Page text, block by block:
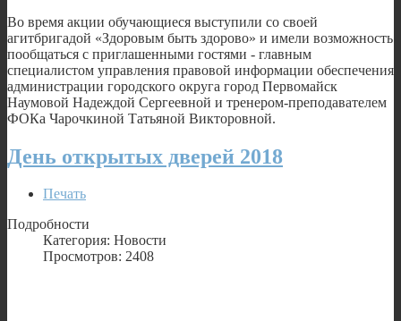
Во время акции обучающиеся выступили со своей
агитбригадой «Здоровым быть здорово» и имели возможность
пообщаться с приглашенными гостями - главным
специалистом управления правовой информации обеспечения
администрации городского округа город Первомайск
Наумовой Надеждой Сергеевной и тренером-преподавателем
ФОКа Чарочкиной Татьяной Викторовной.
День открытых дверей 2018
Печать
Подробности
Категория: Новости
Просмотров: 2408